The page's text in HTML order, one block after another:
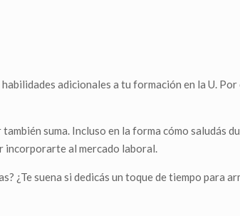
adicionales a tu formación en la U. Por
suma. Incluso en la forma cómo saludás
incorporarte al mercado laboral.
¿Te suena si dedicás un toque de tiempo para